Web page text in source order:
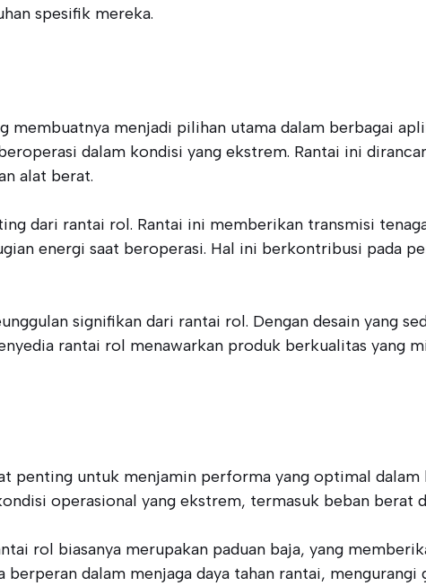
spesifik mereka.
menjadi pilihan utama dalam berbagai
dalam kondisi yang ekstrem. Rantai ini
alat berat.
dari rantai rol. Rantai ini memberikan transmisi
energi saat beroperasi. Hal ini berkontribusi pada
signifikan dari rantai rol. Dengan desain yang
rantai rol menawarkan produk berkualitas yang
penting untuk menjamin performa yang optimal
operasional yang ekstrem, termasuk beban berat
rol biasanya merupakan paduan baja, yang
berperan dalam menjaga daya tahan rantai,